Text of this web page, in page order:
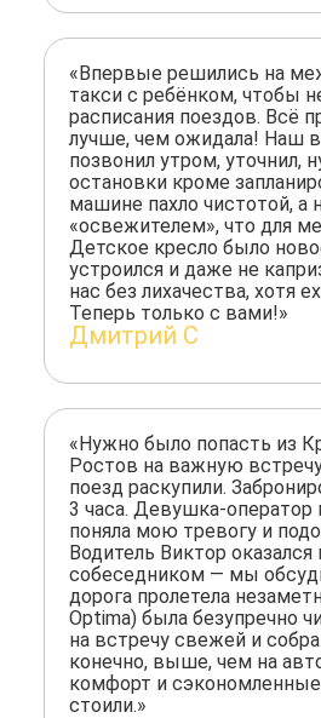
«Впервые решились на
такси с ребёнком, чтобы
расписания поездов. Всё
лучше, чем ожидала! Наш
позвонил утром, уточнил,
остановки кроме
машине пахло чистотой,
«освежителем», что для
Детское кресло было
устроился и даже не
нас без лихачества, хотя
Теперь только с вами!»
Дмитрий С
«Нужно было попасть из
Ростов на важную
поезд раскупили.
3 часа. Девушка-оператор
поняла мою тревогу и
Водитель Виктор
собеседником — мы
дорога пролетела
Optima) была безупречно
на встречу свежей и
конечно, выше, чем на
комфорт и
стоили.»